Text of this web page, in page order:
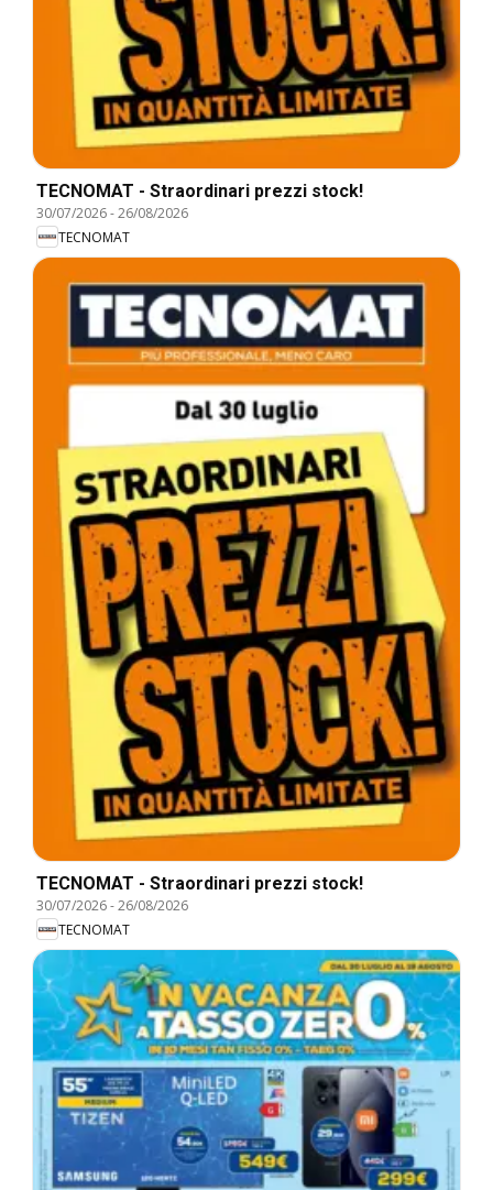
TECNOMAT - Straordinari prezzi stock!
30/07/2026-26/08/2026
TECNOMAT
TECNOMAT - Straordinari prezzi stock!
30/07/2026-26/08/2026
TECNOMAT